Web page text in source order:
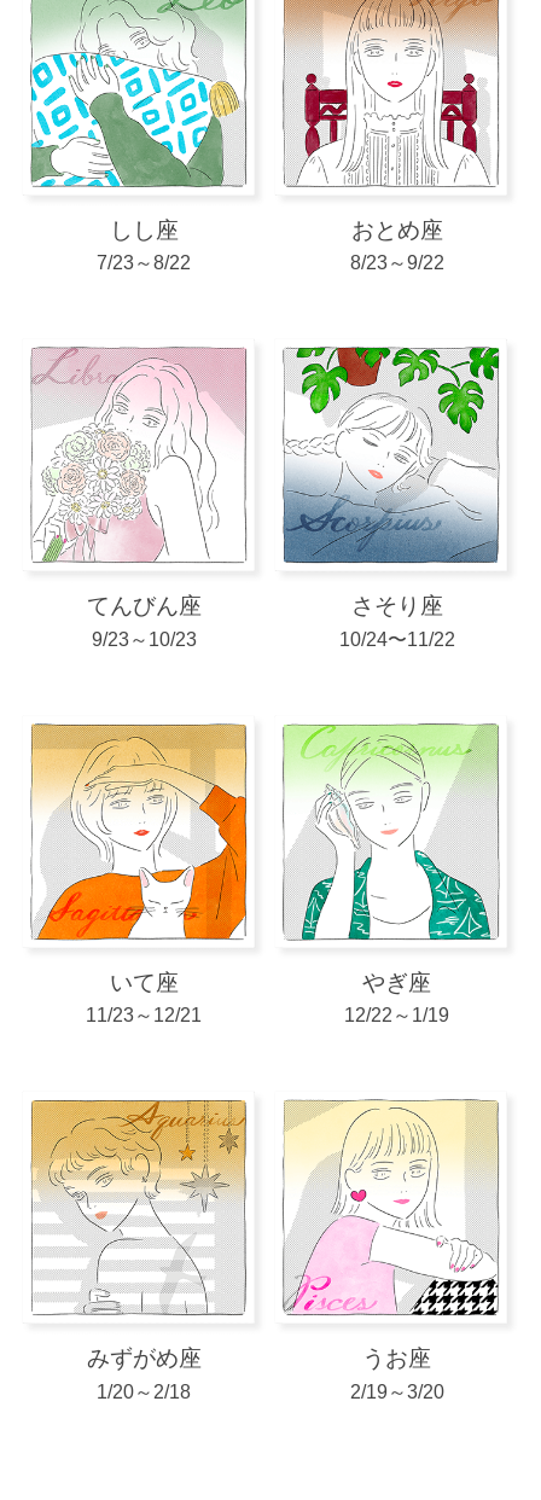
色っぽさと生命力を感じるレッド、またはモード
感のあるグリーンをワンポイントで効かせると
吉。また上半期は、血色の良い透明感のある肌を
手に入れることも美活ミッション。朝に頭皮マッ
サージを取り入れると、肌も運気もバージョンア
ップ！
しし座
7/23～8/22
おとめ座
8/23～9/22
てんびん座
9/23～10/23
さそり座
10/24〜11/22
いて座
11/23～12/21
やぎ座
12/22～1/19
みずがめ座
1/20～2/18
うお座
2/19～3/20